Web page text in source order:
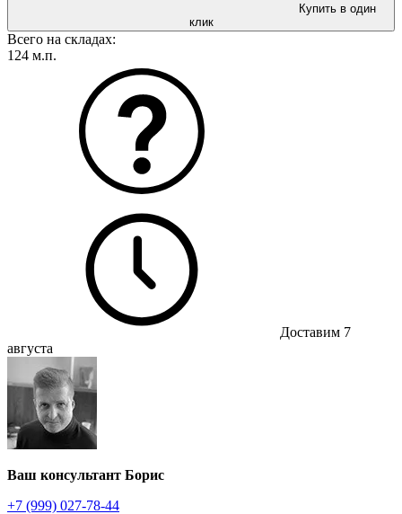
Купить в один
клик
Всего на складах:
124 м.п.
Доставим 7
августа
Ваш консультант Борис
+7 (999) 027-78-44